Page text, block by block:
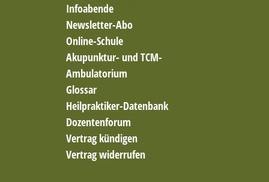
Infoabende
Newsletter-Abo
Online-Schule
Akupunktur- und TCM-
Ambulatorium
Glossar
Heilpraktiker-Datenbank
Dozentenforum
Vertrag kündigen
Vertrag widerrufen